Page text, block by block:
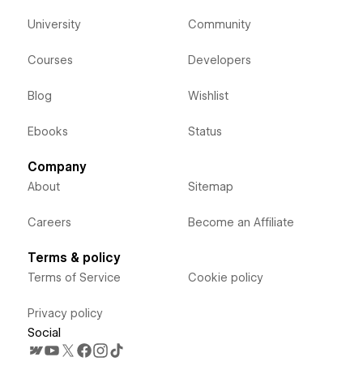
University
Courses
Blog
Ebooks
Community
Developers
Wishlist
Status
Company
About
Careers
Sitemap
Become an Affiliate
Terms & policy
Terms of Service
Privacy policy
Cookie policy
Social